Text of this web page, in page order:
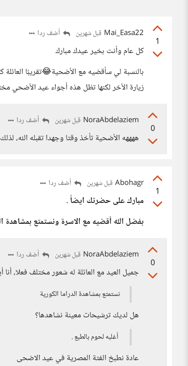
1
Mai_Easa22 قبل شهرين أضف ردا
كل عام وأنت بخير عيدك مبارك
بالنسبة لي سأقضيه مع الأضحية😂تقريبًا العائلة
زيارة الأخر لكنها تظل هذه أجواء عيد الأضحي
0
NoraAbdelaziem قبل شهرين أضف ردا
ههههه الأضحية تأخذ وقتا وجهدا تقبله الله،
1
Abohagr قبل شهرين أضف ردا
مبارك على حضرتك ايضاً .
بفضل الله أقضيه مع الاسرة ونستمتع بمشاهدة
0
NoraAbdelaziem قبل شهرين أضف ردا
جميل العيد مع العائلة له شعور مختلف فعلا،
نستمتع بمشاهدة الدراما الكورية
هل لديك ترشيحات معينة نشاهدها؟
أغلبه لحوم بالطبع .
عادة نطبخ الفتة المصرية في عيد الاضحى